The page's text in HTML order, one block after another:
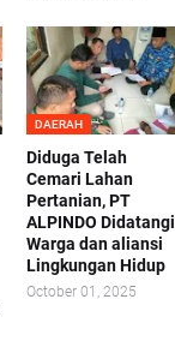
DAERAH
Diduga Telah
Cemari Lahan
Pertanian, PT
ALPINDO Didatangi
Warga dan aliansi
Lingkungan Hidup
October 01, 2025